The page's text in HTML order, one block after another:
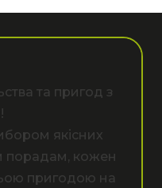
та пригод з
якісних
порадам, кожен
пригодою на